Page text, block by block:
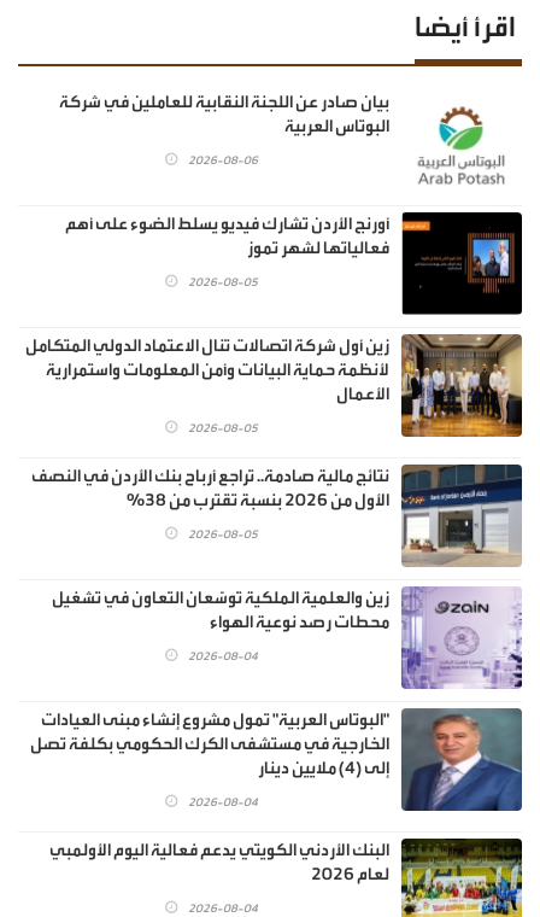
اقرأ أيضا
بيان صادر عن اللجنة النقابية للعاملين في شركة
البوتاس العربية
2026-08-06
أورنج الأردن تشارك فيديو يسلط الضوء على أهم
فعالياتها لشهر تموز
2026-08-05
زين أول شركة اتصالات تنال الاعتماد الدولي المتكامل
لأنظمة حماية البيانات وأمن المعلومات واستمرارية
الأعمال
2026-08-05
نتائج مالية صادمة.. تراجع أرباح بنك الأردن في النصف
الأول من 2026 بنسبة تقترب من 38%
2026-08-05
زين والعلمية الملكية توسّعان التعاون في تشغيل
محطات رصد نوعية الهواء
2026-08-04
"البوتاس العربية" تمول مشروع إنشاء مبنى العيادات
الخارجية في مستشفى الكرك الحكومي بكلفة تصل
إلى (4) ملايين دينار
2026-08-04
البنك الأردني الكويتي يدعم فعالية اليوم الأولمبي
لعام 2026
2026-08-04